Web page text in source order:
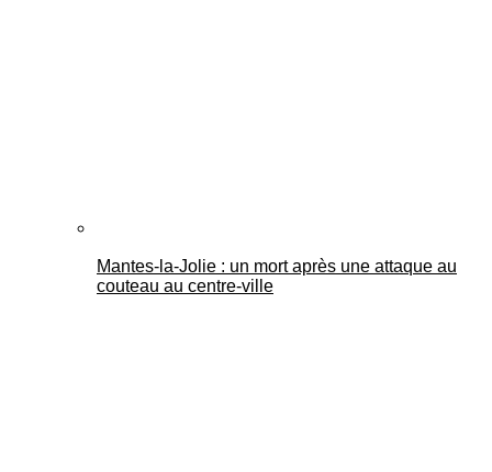
Mantes-la-Jolie : un mort après une attaque au
couteau au centre-ville